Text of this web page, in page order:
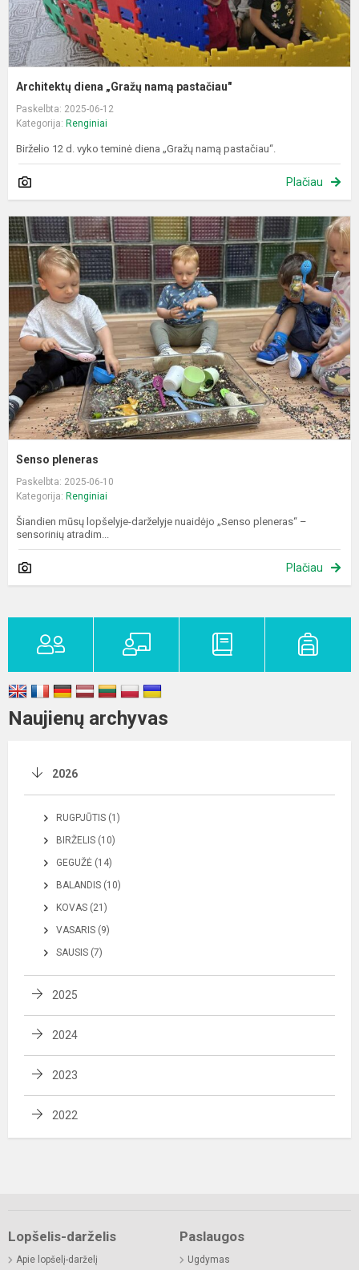
Architektų diena „Gražų namą pastačiau"
Paskelbta: 2025-06-12
Kategorija: Renginiai
Birželio 12 d. vyko teminė diena „Gražų namą pastačiau“.
Plačiau
Senso pleneras
Paskelbta: 2025-06-10
Kategorija: Renginiai
Šiandien mūsų lopšelyje-darželyje nuaidėjo „Senso pleneras“ –
sensorinių atradim...
Plačiau
Naujienų archyvas
2026
RUGPJŪTIS (1)
BIRŽELIS (10)
GEGUŽĖ (14)
BALANDIS (10)
KOVAS (21)
VASARIS (9)
SAUSIS (7)
2025
2024
2023
2022
Lopšelis-darželis
Apie lopšelį-darželį
Paslaugos
Ugdymas